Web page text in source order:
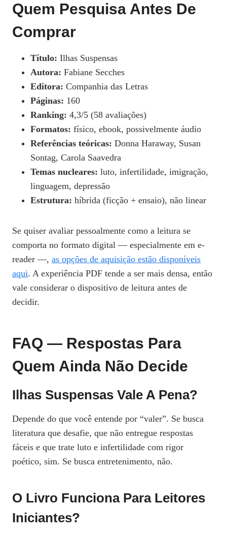
Quem Pesquisa Antes De
Comprar
Título: Ilhas Suspensas
Autora: Fabiane Secches
Editora: Companhia das Letras
Páginas: 160
Ranking: 4,3/5 (58 avaliações)
Formatos: físico, ebook, possivelmente áudio
Referências teóricas: Donna Haraway, Susan
Sontag, Carola Saavedra
Temas nucleares: luto, infertilidade, imigração,
linguagem, depressão
Estrutura: híbrida (ficção + ensaio), não linear
Se quiser avaliar pessoalmente como a leitura se
comporta no formato digital — especialmente em e-
reader —, as opções de aquisição estão disponíveis
aqui. A experiência PDF tende a ser mais densa, então
vale considerar o dispositivo de leitura antes de
decidir.
FAQ — Respostas Para
Quem Ainda Não Decide
Ilhas Suspensas Vale A Pena?
Depende do que você entende por “valer”. Se busca
literatura que desafie, que não entregue respostas
fáceis e que trate luto e infertilidade com rigor
poético, sim. Se busca entretenimento, não.
O Livro Funciona Para Leitores
Iniciantes?